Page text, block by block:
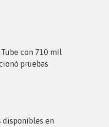
con 710 mil
pruebas
disponibles en